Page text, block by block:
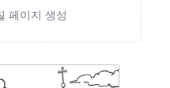
페이지 생성